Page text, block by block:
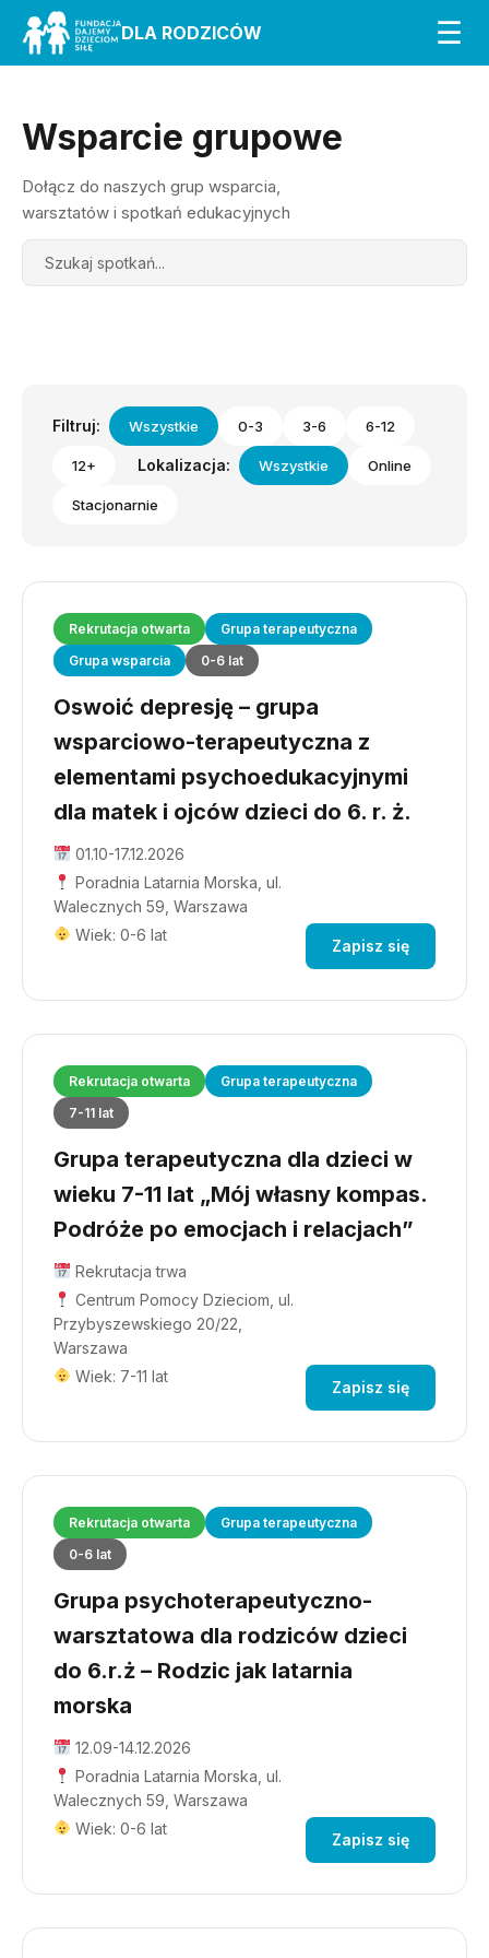
DLA RODZICÓW ☰
Wsparcie grupowe
Dołącz do naszych grup wsparcia,
warsztatów i spotkań edukacyjnych
Search
Filtruj: Wszystkie 0-3 3-6 6-12
12+ Lokalizacja: Wszystkie Online
Stacjonarnie
Rekrutacja otwarta
Grupa terapeutyczna
Grupa wsparcia
0-6 lat
Oswoić depresję – grupa
wsparciowo-terapeutyczna z
elementami psychoedukacyjnymi
dla matek i ojców dzieci do 6. r. ż.
01.10-17.12.2026
Poradnia Latarnia Morska, ul.
Walecznych 59, Warszawa
Wiek: 0-6 lat
Zapisz się
Rekrutacja otwarta
Grupa terapeutyczna
7-11 lat
Grupa terapeutyczna dla dzieci w
wieku 7-11 lat „Mój własny kompas.
Podróże po emocjach i relacjach”
Rekrutacja trwa
Centrum Pomocy Dzieciom, ul.
Przybyszewskiego 20/22,
Warszawa
Wiek: 7-11 lat
Zapisz się
Rekrutacja otwarta
Grupa terapeutyczna
0-6 lat
Grupa psychoterapeutyczno-
warsztatowa dla rodziców dzieci
do 6.r.ż – Rodzic jak latarnia
morska
12.09-14.12.2026
Poradnia Latarnia Morska, ul.
Walecznych 59, Warszawa
Wiek: 0-6 lat
Zapisz się